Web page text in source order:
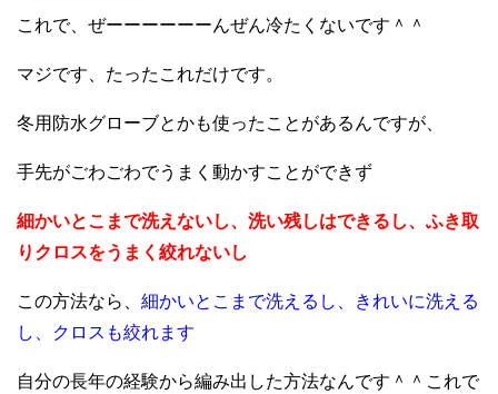
これで、ぜーーーーーーんぜん冷たくないです＾＾
マジです、たったこれだけです。
冬用防水グローブとかも使ったことがあるんですが、
手先がごわごわでうまく動かすことができず
細かいとこまで洗えないし、洗い残しはできるし、ふき取
りクロスをうまく絞れないし
この方法なら、 細かいとこまで洗えるし、きれいに洗える
し、クロスも絞れます
自分の長年の経験から編み出した方法なんです＾＾これで